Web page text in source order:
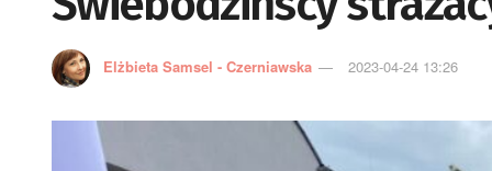
Elżbieta Samsel - Czerniawska 2023-04-24 13:26